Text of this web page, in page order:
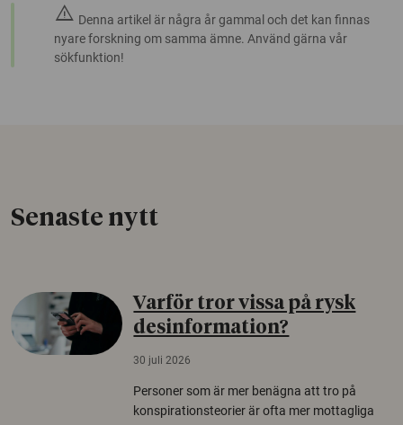
warning Denna artikel är några år gammal och det kan finnas
nyare forskning om samma ämne. Använd gärna vår
sökfunktion!
Senaste nytt
Varför tror vissa på rysk
desinformation?
30 juli 2026
Personer som är mer benägna att tro på
konspirationsteorier är ofta mer mottagliga